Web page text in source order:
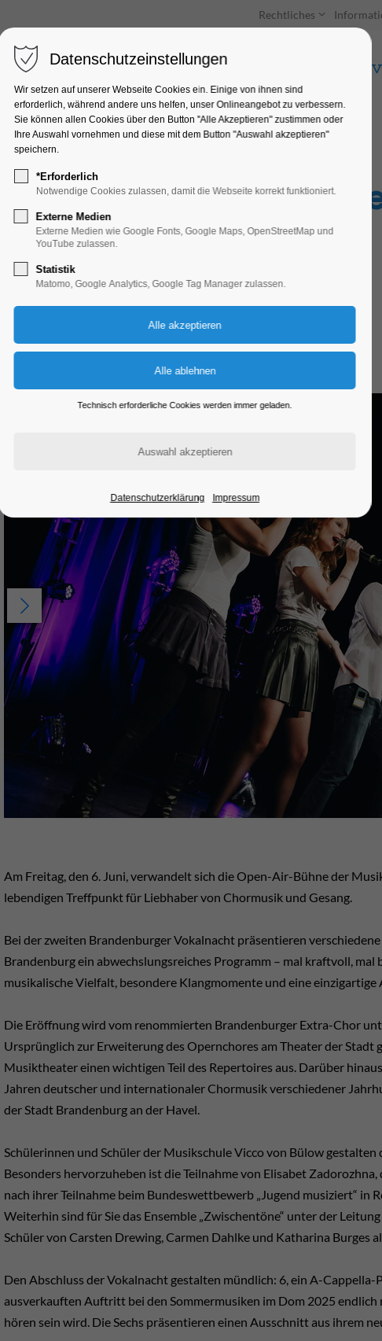
Rechtliches
Unterkünfte Entdecken & Erleben
Zweite
Vokalnacht
Konzert, Musik
06.06.2026, 18:00–21:30
Eintritt frei
Am Freitag, den 6. Juni, verwandelt sich die Open-Air-Bühne der
lebendigen Treffpunkt für Liebhaber von Chormusik und Gesang.
Bei der zweiten Brandenburger Vokalnacht präsentieren
Brandenburg ein abwechslungsreiches Programm – mal kraftvoll,
musikalische Vielfalt, besondere Klangmomente und eine
Die Eröffnung wird vom renommierten Brandenburger Extra-Chor
Ursprünglich zur Erweiterung des Opernchores am Theater der Stadt
Musiktheater einen wichtigen Teil des Repertoires aus. Darüber
Jahren deutscher und internationaler Chormusik verschiedener
der Stadt Brandenburg an der Havel.
Schülerinnen und Schüler der Musikschule Vicco von Bülow
Besonders hervorzuheben ist die Teilnahme von Elisabet
nach ihrer Teilnahme beim Bundeswettbewerb „Jugend musiziert“ in
Weiterhin sind für Sie das Ensemble „Zwischentöne“ unter der
Schüler von Carsten Drewing, Carmen Dahlke und Katharina Burges
Den Abschluss der Vokalnacht gestalten mündlich: 6, ein A-Cappella-
ausverkauften Auftritt bei den Sommermusiken im Dom 2025 endlich
hören sein wird. Die Sechs präsentieren einen Ausschnitt aus ihrem
Datenschutzeinstellungen
Wir setzen auf unserer Webseite Cookies ein. Einige von ihnen sind
erforderlich, während andere uns helfen, unser Onlineangebot zu verbessern.
Sie können allen Cookies über den Button "Alle Akzeptieren" zustimmen oder
Ihre Auswahl vornehmen und diese mit dem Button "Auswahl akzeptieren"
speichern.
*Erforderlich
Notwendige Cookies zulassen, damit die Webseite korrekt funktioniert.
Externe Medien
Externe Medien wie Google Fonts, Google Maps, OpenStreetMap und
YouTube zulassen.
Statistik
Matomo, Google Analytics, Google Tag Manager zulassen.
Technisch erforderliche Cookies werden immer geladen.
Datenschutzerklärung Impressum